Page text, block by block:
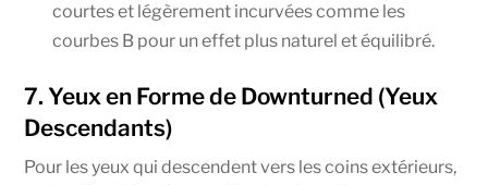
courtes et légèrement incurvées comme les
courbes B pour un effet plus naturel et équilibré.
7. Yeux en Forme de Downturned (Yeux
Descendants)
Pour les yeux qui descendent vers les coins extérieurs,